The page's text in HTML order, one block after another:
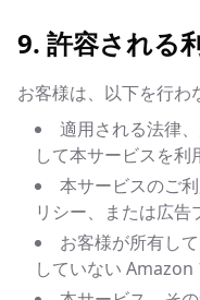
9. 許容される
お客様は、以下を行わ
適用される法律
して本サービスを利
本サービスのご
リシー、または広告
お客様が所有し
していない Amazon